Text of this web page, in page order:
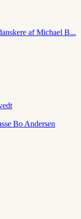
af Michael B...
Bo Andersen